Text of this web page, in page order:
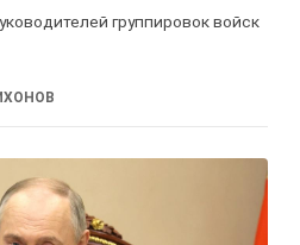
группировок войск